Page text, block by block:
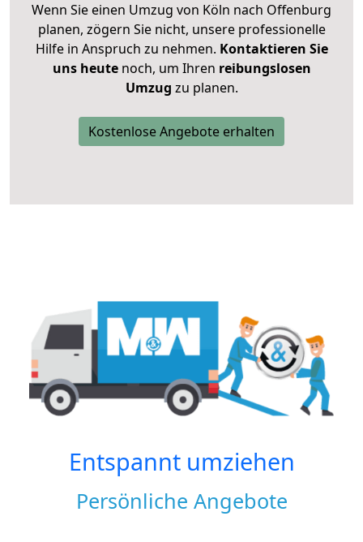
Wenn Sie einen Umzug von Köln nach Offenburg
planen, zögern Sie nicht, unsere professionelle
Hilfe in Anspruch zu nehmen. Kontaktieren Sie
uns heutenoch, um Ihren reibungslosen
Umzug zu planen.
Kostenlose Angebote erhalten
Entspannt umziehen
Persönliche Angebote